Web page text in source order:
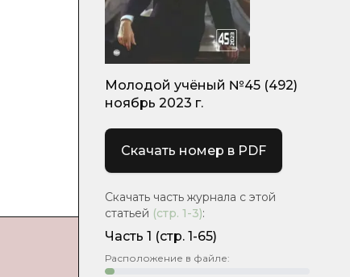
Молодой учёный №45 (492)
ноябрь 2023 г.
Скачать номер в PDF
Скачать часть журнала с этой
статьей (стр. 1-3):
Часть 1 (стр. 1-65)
Расположение в файле: